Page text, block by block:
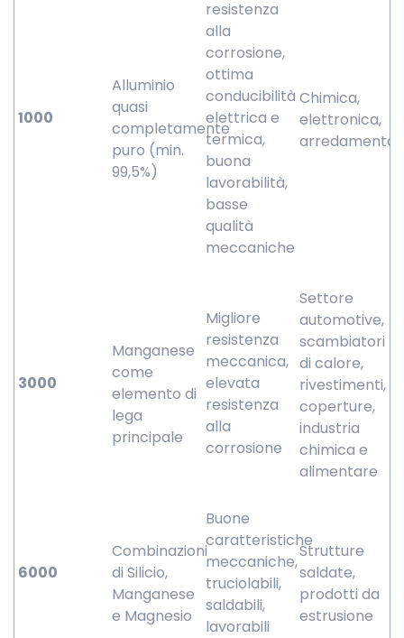
1000
Alluminio
quasi
completamente
puro (min.
99,5%)
resistenza
alla
corrosione,
ottima
conducibilità
elettrica e
termica,
buona
lavorabilità,
basse
qualità
meccaniche
Chimica,
elettronica,
arredamento
3000
Manganese
come
elemento di
lega
principale
Migliore
resistenza
meccanica,
elevata
resistenza
alla
corrosione
Settore
automotive,
scambiatori
di calore,
rivestimenti,
coperture,
industria
chimica e
alimentare
6000
Combinazioni
di Silicio,
Manganese
e Magnesio
Buone
caratteristiche
meccaniche,
truciolabili,
saldabili,
lavorabili
Strutture
saldate,
prodotti da
estrusione